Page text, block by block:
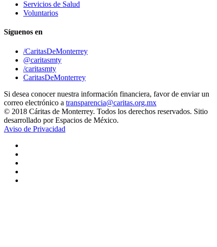
Servicios de Salud
Voluntarios
Síguenos en
/CaritasDeMonterrey
@caritasmty
/caritasmty
CaritasDeMonterrey
Si desea conocer nuestra información financiera, favor de enviar un
correo electrónico a transparencia@caritas.org.mx
© 2018 Cáritas de Monterrey. Todos los derechos reservados. Sitio
desarrollado por Espacios de México.
Aviso de Privacidad